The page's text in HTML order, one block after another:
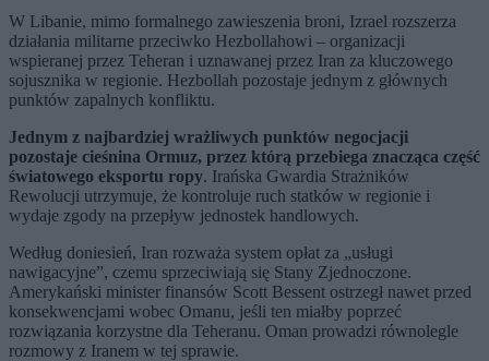
W Libanie, mimo formalnego zawieszenia broni, Izrael rozszerza
działania militarne przeciwko Hezbollahowi – organizacji
wspieranej przez Teheran i uznawanej przez Iran za kluczowego
sojusznika w regionie. Hezbollah pozostaje jednym z głównych
punktów zapalnych konfliktu.
Jednym z najbardziej wrażliwych punktów negocjacji
pozostaje cieśnina Ormuz, przez którą przebiega znacząca część
światowego eksportu ropy. Irańska Gwardia Strażników
Rewolucji utrzymuje, że kontroluje ruch statków w regionie i
wydaje zgody na przepływ jednostek handlowych.
Według doniesień, Iran rozważa system opłat za „usługi
nawigacyjne”, czemu sprzeciwiają się Stany Zjednoczone.
Amerykański minister finansów Scott Bessent ostrzegł nawet przed
konsekwencjami wobec Omanu, jeśli ten miałby poprzeć
rozwiązania korzystne dla Teheranu. Oman prowadzi równolegle
rozmowy z Iranem w tej sprawie.